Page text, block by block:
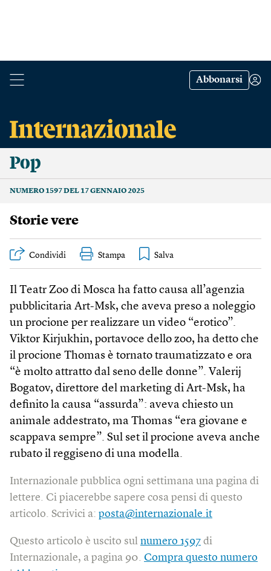
Abbonarsi
Pop
NUMERO 1597 DEL 17 GENNAIO 2025
Storie vere
Condividi Stampa
Il Teatr Zoo di Mosca ha fatto causa all’agenzia
pubblicitaria Art-Msk, che aveva preso a noleggio
un procione per realizzare un video “erotico”.
Viktor Kirjukhin, portavoce dello zoo, ha detto che
il procione Thomas è tornato traumatizzato e ora
“è molto attratto dal seno delle donne”. Valerij
Bogatov, direttore del marketing di Art-Msk, ha
definito la causa “assurda”: aveva chiesto un
animale addestrato, ma Thomas “era giovane e
scappava sempre”. Sul set il procione aveva anche
rubato il reggiseno di una modella.
Internazionale pubblica ogni settimana una pagina di
lettere. Ci piacerebbe sapere cosa pensi di questo
articolo. Scrivici a: posta@internazionale.it
Questo articolo è uscito sul numero 1597 di
Internazionale, a pagina 90. Compra questo numero